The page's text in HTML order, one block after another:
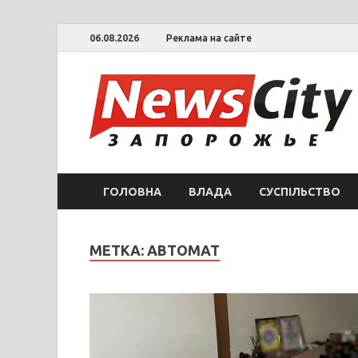
06.08.2026 Реклама на сайте
ГОЛОВНА ВЛАДА СУСПІЛЬСТВО
МЕТКА: АВТОМАТ